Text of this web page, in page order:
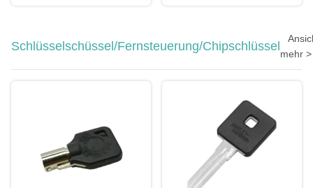
Schlüsselschüssel/Fernsteuerung/Chipschlüssel
mehr